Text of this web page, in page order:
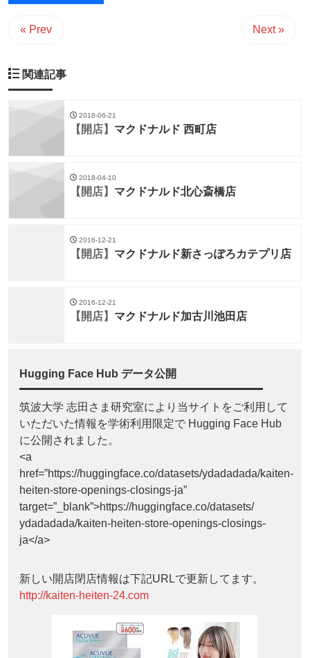
« Prev Next »
関連記事
2018-06-21
【開店】 マクドナルド 西町店
2018-04-10
【開店】 マクドナルド北心斎橋店
2016-12-21
【開店】 マクドナルド新さっぽろカテプリ店
2016-12-21
【開店】 マクドナルド加古川池田店
Hugging Face Hub データ公開
筑波大学 志田さま研究室により当サイトをご利用して
いただいた情報を学術利用限定で Hugging Face Hub
に公開されました。
<a
href=”https://huggingface.co/datasets/ydadadada/kaiten-
heiten-store-openings-closings-ja”
target=”_blank”>https://huggingface.co/datasets/
ydadadada/kaiten-heiten-store-openings-closings-
ja</a>
新しい開店閉店情報は下記URLで更新してます。
http://kaiten-heiten-24.com